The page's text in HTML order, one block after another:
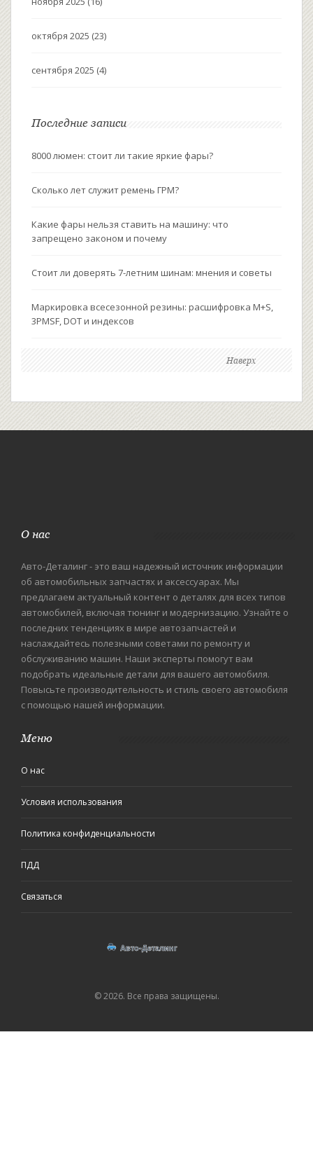
октября 2025 (23)
сентября 2025 (4)
Последние записи
8000 люмен: стоит ли такие яркие фары?
Сколько лет служит ремень ГРМ?
Какие фары нельзя ставить на машину: что
запрещено законом и почему
Стоит ли доверять 7-летним шинам: мнения и советы
Маркировка всесезонной резины: расшифровка M+S,
3PMSF, DOT и индексов
Наверх
О нас
Авто-Деталинг - это ваш надежный источник информации
об автомобильных запчастях и аксессуарах. Мы
предлагаем актуальный контент о деталях для всех типов
автомобилей, включая тюнинг и модернизацию. Узнайте о
последних тенденциях в мире автозапчастей и
наслаждайтесь полезными советами по ремонту и
обслуживанию машин. Наши эксперты помогут вам
подобрать идеальные детали для вашего автомобиля.
Повысьте производительность и стиль своего автомобиля
с помощью нашей информации.
Меню
О нас
Условия использования
Политика конфиденциальности
ПДД
Связаться
© 2026. Все права защищены.